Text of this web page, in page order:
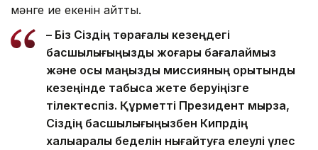
мәнге ие екенін айтты.
– Біз Сіздің төрағалық кезеңдегі
басшылығыңызды жоғары бағалаймыз
және осы маңызды миссияның қорытынды
кезеңінде табысқа жете беруіңізге
тілектеспіз. Құрметті Президент мырза,
Сіздің басшылығыңызбен Кипрдің
халықаралық беделін нығайтуға елеулі үлес